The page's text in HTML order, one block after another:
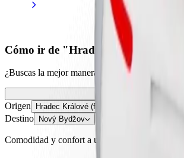
Cómo ir de "Hradec Králové
¿Buscas la mejor manera de ir de "Hradec
Origen Hradec Králové (fakultní nemocnice)
Destino Nový Bydžov
Comodidad y confort a un botón de distancia